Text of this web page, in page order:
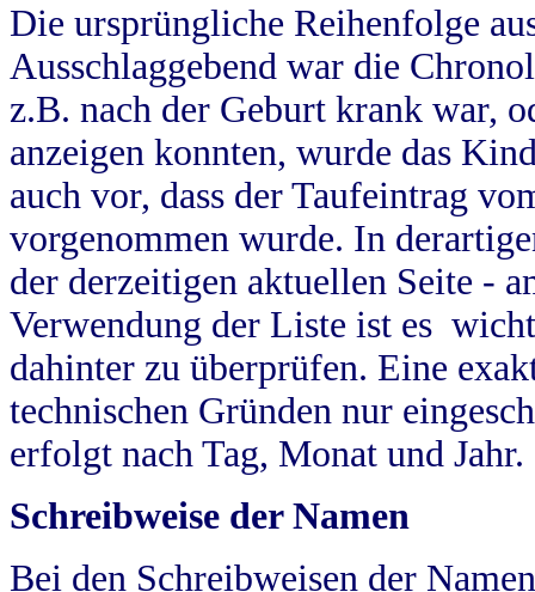
Die ursprüngliche Reihenfolge
Ausschlaggebend war die
z.B. nach der Geburt krank war,
anzeigen konnten, wurde das
auch vor, dass der Taufeintrag
vorgenommen wurde. In
der derzeitigen aktuellen Seite -
Verwendung der Liste ist es
dahinter zu überprüfen. Eine
technischen Gründen nur
erfolgt nach Tag, Monat und Jahr.
Schreibweise der Namen
Bei den Schreibweisen der